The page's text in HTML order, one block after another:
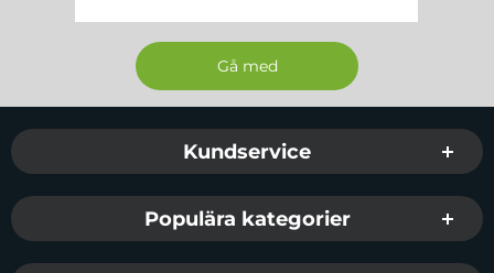
Sidfot Blandad info och länkar
Kundservice
Populära kategorier